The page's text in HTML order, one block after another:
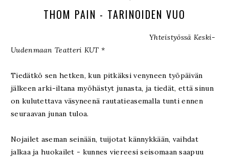
THOM PAIN - TARINOIDEN VUO
Yhteistyössä Keski-
Uudenmaan Teatteri KUT *
Tiedätkö sen hetken, kun pitkäksi venyneen työpäivän
jälkeen arki-iltana myöhästyt junasta, ja tiedät, että sinun
on kulutettava väsyneenä rautatieasemalla tunti ennen
seuraavan junan tuloa.
Nojailet aseman seinään, tuijotat kännykkään, vaihdat
jalkaa ja huokailet - kunnes viereesi seisomaan saapuu